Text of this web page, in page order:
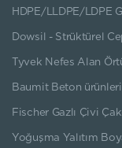
HDPE/LLDPE/LDPE
Dowsil - Strüktürel
Tyvek Nefes Alan
Baumit Beton
Fischer Gazlı Çivi
Yoğuşma Yalıtım